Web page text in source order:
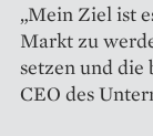
„Mein Ziel ist
Markt zu
setzen und die
CEO des